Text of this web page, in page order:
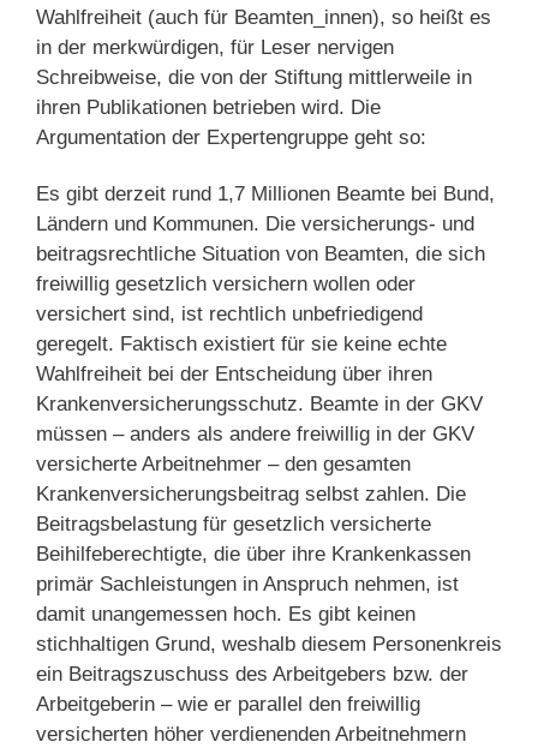
Wahlfreiheit (auch für Beamten_innen), so heißt es
in der merkwürdigen, für Leser nervigen
Schreibweise, die von der Stiftung mittlerweile in
ihren Publikationen betrieben wird. Die
Argumentation der Expertengruppe geht so:
Es gibt derzeit rund 1,7 Millionen Beamte bei Bund,
Ländern und Kommunen. Die versicherungs- und
beitragsrechtliche Situation von Beamten, die sich
freiwillig gesetzlich versichern wollen oder
versichert sind, ist rechtlich unbefriedigend
geregelt. Faktisch existiert für sie keine echte
Wahlfreiheit bei der Entscheidung über ihren
Krankenversicherungsschutz. Beamte in der GKV
müssen – anders als andere freiwillig in der GKV
versicherte Arbeitnehmer – den gesamten
Krankenversicherungsbeitrag selbst zahlen. Die
Beitragsbelastung für gesetzlich versicherte
Beihilfeberechtigte, die über ihre Krankenkassen
primär Sachleistungen in Anspruch nehmen, ist
damit unangemessen hoch. Es gibt keinen
stichhaltigen Grund, weshalb diesem Personenkreis
ein Beitragszuschuss des Arbeitgebers bzw. der
Arbeitgeberin – wie er parallel den freiwillig
versicherten höher verdienenden Arbeitnehmern